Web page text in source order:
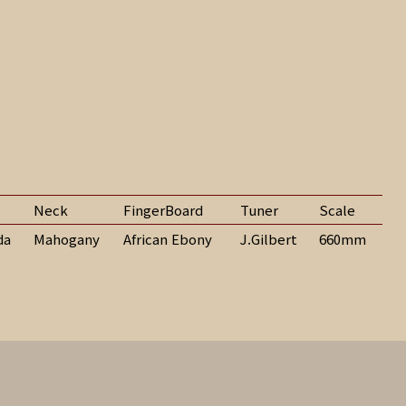
Neck FingerBoard Tuner
Scale
Mahogany African Ebony J.Gilbert 660mm